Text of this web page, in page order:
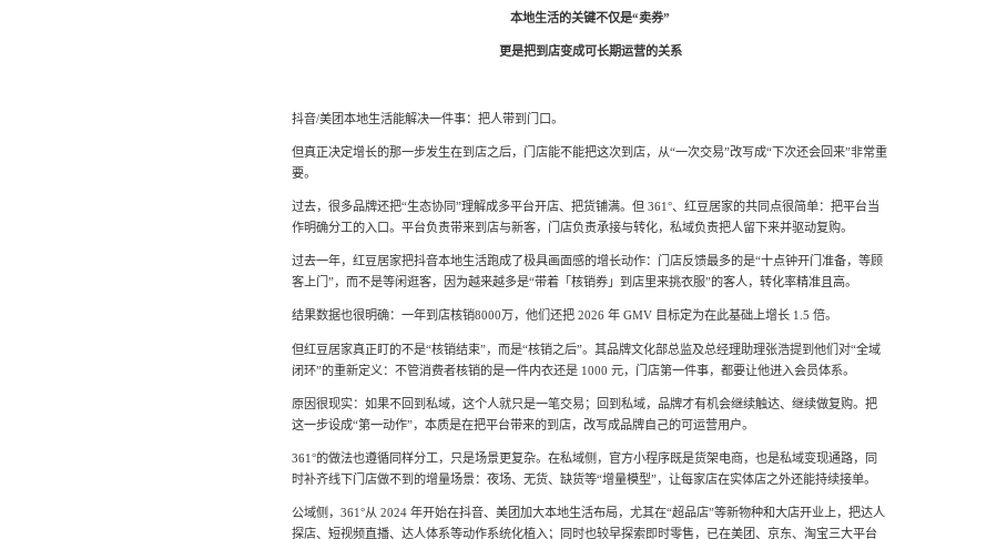
本地生活的关键不仅是“卖券”
更是把到店变成可长期运营的关系
抖音/美团本地生活能解决一件事：把人带到门口。
但真正决定增长的那一步发生在到店之后，门店能不能把这次到店，从“一次交易”改写成“下次还会回来”非常重
要。
过去，很多品牌还把“生态协同”理解成多平台开店、把货铺满。但 361°、红豆居家的共同点很简单：把平台当
作明确分工的入口。平台负责带来到店与新客，门店负责承接与转化，私域负责把人留下来并驱动复购。
过去一年，红豆居家把抖音本地生活跑成了极具画面感的增长动作：门店反馈最多的是“十点钟开门准备，等顾
客上门”，而不是等闲逛客，因为越来越多是“带着「核销券」到店里来挑衣服”的客人，转化率精准且高。
结果数据也很明确：一年到店核销8000万，他们还把 2026 年 GMV 目标定为在此基础上增长 1.5 倍。
但红豆居家真正盯的不是“核销结束”，而是“核销之后”。其品牌文化部总监及总经理助理张浩提到他们对“全域
闭环”的重新定义：不管消费者核销的是一件内衣还是 1000 元，门店第一件事，都要让他进入会员体系。
原因很现实：如果不回到私域，这个人就只是一笔交易；回到私域，品牌才有机会继续触达、继续做复购。把
这一步设成“第一动作”，本质是在把平台带来的到店，改写成品牌自己的可运营用户。
361°的做法也遵循同样分工，只是场景更复杂。在私域侧，官方小程序既是货架电商，也是私域变现通路，同
时补齐线下门店做不到的增量场景：夜场、无货、缺货等“增量模型”，让每家店在实体店之外还能持续接单。
公域侧，361°从 2024 年开始在抖音、美团加大本地生活布局，尤其在“超品店”等新物种和大店开业上，把达人
探店、短视频直播、达人体系等动作系统化植入；同时也较早探索即时零售，已在美团、京东、淘宝三大平台